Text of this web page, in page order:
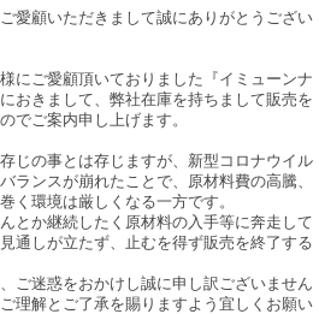
愛顧いただきまして誠にありがとうござい
にご愛顧頂いておりました『イミューンナ
きまして、弊社在庫を持ちまして販売を
でご案内申し上げます。
じの事とは存じますが、新型コロナウイル
ランスが崩れたことで、原材料費の高騰、
く環境は厳しくなる一方です。
とか継続したく原材料の入手等に奔走して
通しが立たず、止むを得ず販売を終了する
ご迷惑をおかけし誠に申し訳ございません
理解とご了承を賜りますよう宜しくお願い